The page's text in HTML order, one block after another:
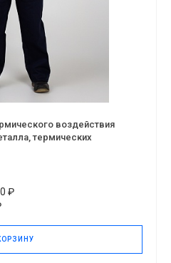
воздействия
термических
₽